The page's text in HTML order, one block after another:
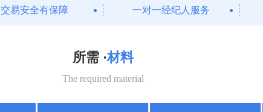
交易安全有保障 一对一经纪人服务
所需 ·材料
The required material